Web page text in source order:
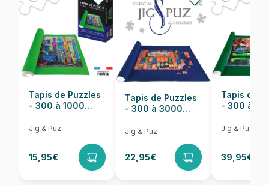
Nombre de pièces 5 pièces
Dimensions 21 x 21 cm
Tapis de Puzzles
- 300 à 1000
Jig & Puz
15,95€
Tapis de Puzzles
- 300 à 3000
Jig & Puz
22,95€
Tapis de
- 300 à
Jig & Puz
39,95€